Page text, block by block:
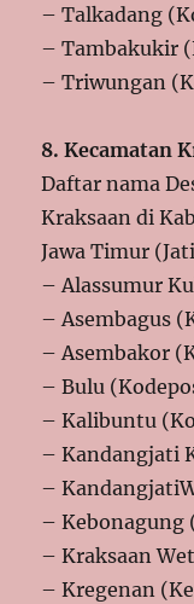
– Talkadang
– Tambakukir
– Triwungan
8. Kecamatan
Daftar nama
Kraksaan di
Jawa Timur
– Alassumur
– Asembagus
– Asembakor
– Bulu
– Kalibuntu
– Kandangjati
–
– Kebonagung
– Kraksaan
– Kregenan